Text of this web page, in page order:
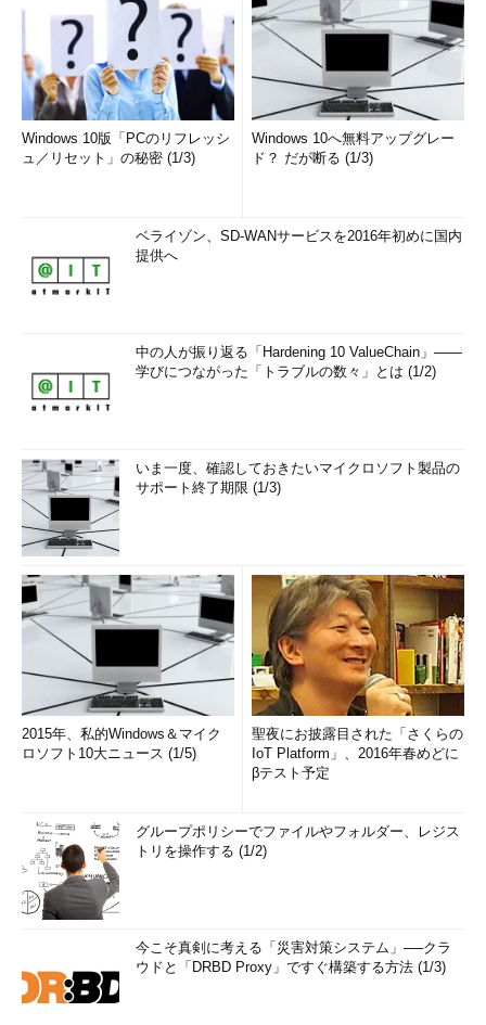
Windows 10版「PCのリフレッシ
ュ／リセット」の秘密 (1/3)
Windows 10へ無料アップグレー
ド？ だが断る (1/3)
ベライゾン、SD-WANサービスを2016年初めに国内
提供へ
中の人が振り返る「Hardening 10 ValueChain」――
学びにつながった「トラブルの数々」とは (1/2)
いま一度、確認しておきたいマイクロソフト製品の
サポート終了期限 (1/3)
2015年、私的Windows＆マイク
ロソフト10大ニュース (1/5)
聖夜にお披露目された「さくらの
IoT Platform」、2016年春めどに
βテスト予定
グループポリシーでファイルやフォルダー、レジス
トリを操作する (1/2)
今こそ真剣に考える「災害対策システム」──クラ
ウドと「DRBD Proxy」ですぐ構築する方法 (1/3)